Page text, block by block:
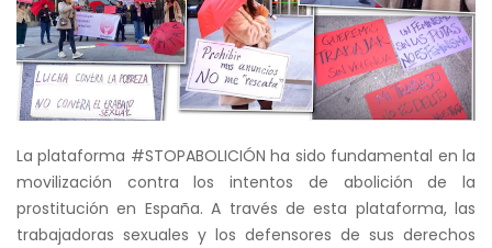
La plataforma #STOPABOLICIÓN ha sido fundamental en la
movilización contra los intentos de abolición de la
prostitución en España. A través de esta plataforma, las
trabajadoras sexuales y los defensores de sus derechos